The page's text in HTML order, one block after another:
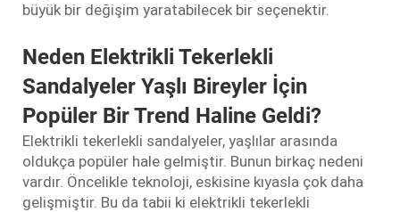
büyük bir değişim yaratabilecek bir seçenektir.
Neden Elektrikli Tekerlekli
Sandalyeler Yaşlı Bireyler İçin
Popüler Bir Trend Haline Geldi?
Elektrikli tekerlekli sandalyeler, yaşlılar arasında
oldukça popüler hale gelmiştir. Bunun birkaç nedeni
vardır. Öncelikle teknoloji, eskisine kıyasla çok daha
gelişmiştir. Bu da tabii ki elektrikli tekerlekli